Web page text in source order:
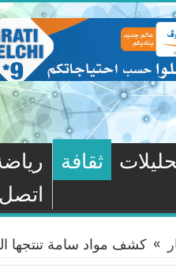
ثقافة
اتصل
» كشف مواد سامة تنتجها